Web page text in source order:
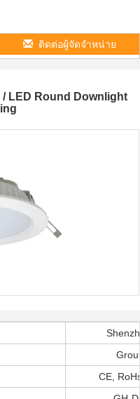
ติดต่อผู้จัดจำหน่าย
LED Round Downlight
CE,